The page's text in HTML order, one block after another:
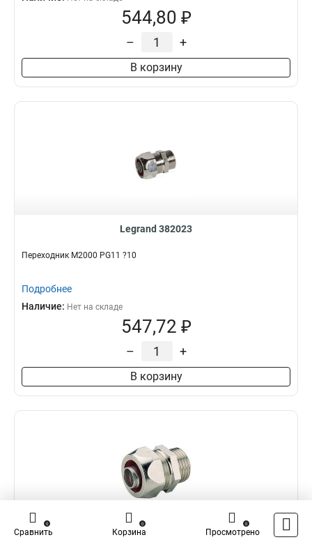
544,80 ₽
– +
В корзину
Legrand 382023
Переходник M2000 PG11 ?10
Подробнее
Наличие: Нет на складе
547,72 ₽
– +
В корзину
Legrand 382043
Сравнить
0
Корзина
0
Просмотрено
0